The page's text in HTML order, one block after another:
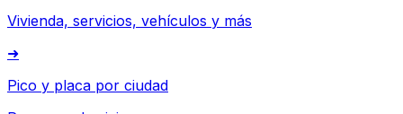
Vivienda, servicios, vehículos y más
➜
Pico y placa por ciudad